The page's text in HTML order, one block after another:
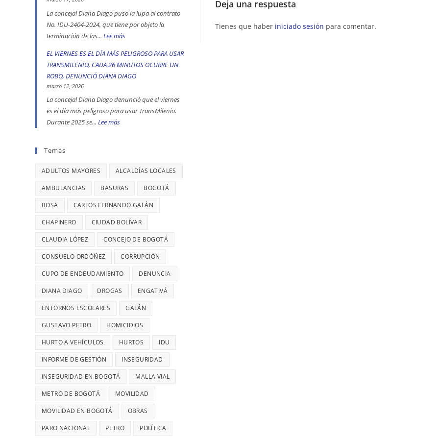
Deja una respuesta
Tienes que haber iniciado sesión para comentar.
toma
indígena
del
donde
se
reportaron
maltratos
a
para
UN
CASO
DE
TRATA
DE
PERSONAS
BOGOTÁ:
DENUNCIÓ
LA
La concejal Diana Diago puso la lupa al contrato
No. IDU-2404-2024, que tiene por objeto la
terminación de las... Lee más:
EN
Y
BARRIOS
7
TERMINAR:
DIANA
DENUNCIÓ
RETRASOS
28
MILLONES
EL VIERNES ES EL DÍA MÁS PELIGROSO PARA USAR
TRANSMILENIO, CADA 26 MINUTOS OCURRE UN
ROBO, DENUNCIÓ DIANA DIAGO
marzo 12, 2026
La concejal Diana Diago denunció que el viernes
es el día más peligroso para usar TransMilenio.
Durante 2025 se... Lee más:
EL
DÍA
PELIGROSO
PARA
TRANSMILENIO,
CADA
26
OCURRE
UN
DENUNCIÓ
DIANA
DIAGO
Temas
ADULTOS MAYORES ALCALDÍAS LOCALES
AMBULANCIAS BASURAS BOGOTÁ
BOSA CARLOS FERNANDO GALÁN
CHAPINERO CIUDAD BOLÍVAR
CLAUDIA LÓPEZ CONCEJO DE BOGOTÁ
CONSUELO ORDÓÑEZ CORRUPCIÓN
CUPO DE ENDEUDAMIENTO DENUNCIA
DIANA DIAGO DROGAS ENGATIVÁ
ENTORNOS ESCOLARES GALÁN
GUSTAVO PETRO HOMICIDIOS
HURTO A VEHÍCULOS HURTOS IDU
INFORME DE GESTIÓN INSEGURIDAD
INSEGURIDAD EN BOGOTÁ MALLA VIAL
METRO DE BOGOTÁ MOVILIDAD
MOVILIDAD EN BOGOTÁ OBRAS
PARO NACIONAL PETRO POLÍTICA